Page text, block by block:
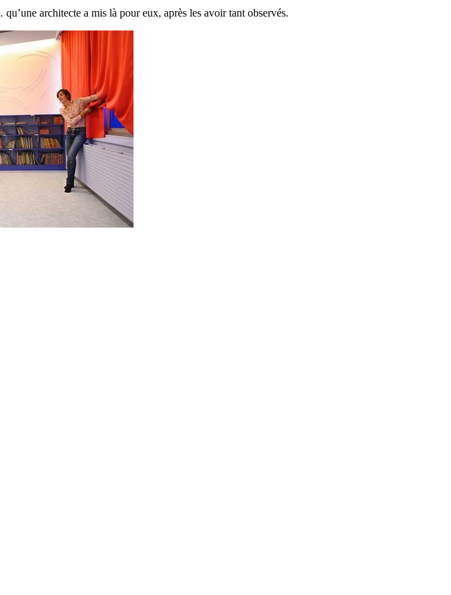
architecte a mis là pour eux, après les avoir tant observés.